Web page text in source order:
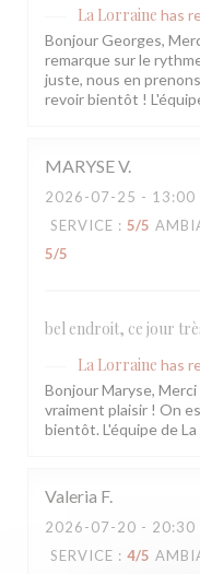
La Lorraine has
Bonjour Georges,
remarque sur le
juste, nous en
revoir bientôt !
MARYSEV
2026-07-25 - 13:00
SERVICE : 5/5
5/5
bel endroit, ce jour
La Lorraine has
Bonjour Maryse,
vraiment plaisir ! On
bientôt. L'équipe de La
Valeria F
2026-07-20 - 20:30
SERVICE : 4/5